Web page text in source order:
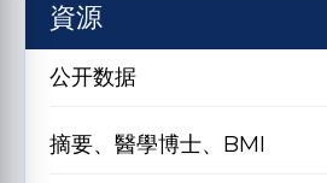
資源
公开数据
摘要、醫學博士、BMI